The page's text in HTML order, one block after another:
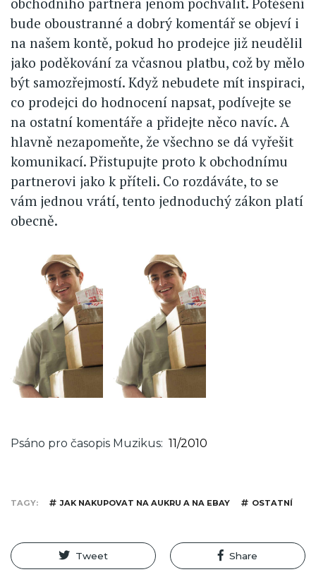
bude oboustranné a dobrý komentář se objeví i
na našem kontě, pokud ho prodejce již neudělil
jako poděkování za včasnou platbu, což by mělo
být samozřejmostí. Když nebudete mít inspiraci,
co prodejci do hodnocení napsat, podívejte se
na ostatní komentáře a přidejte něco navíc. A
hlavně nezapomeňte, že všechno se dá vyřešit
komunikací. Přistupujte proto k obchodnímu
partnerovi jako k příteli. Co rozdáváte, to se
vám jednou vrátí, tento jednoduchý zákon platí
obecně.
Psáno pro časopis Muzikus 11/2010
TAGY JAK NAKUPOVAT NA AUKRU A NA EBAY OSTATNÍ
Tweet Share